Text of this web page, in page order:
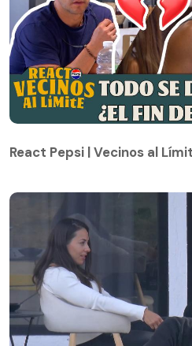
React Pepsi | Vecinos al